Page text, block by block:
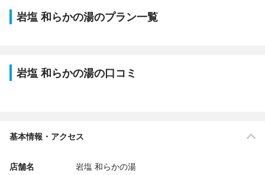
岩塩 和らかの湯のプラン一覧
岩塩 和らかの湯の口コミ
基本情報・アクセス
店舗名 岩塩 和らかの湯